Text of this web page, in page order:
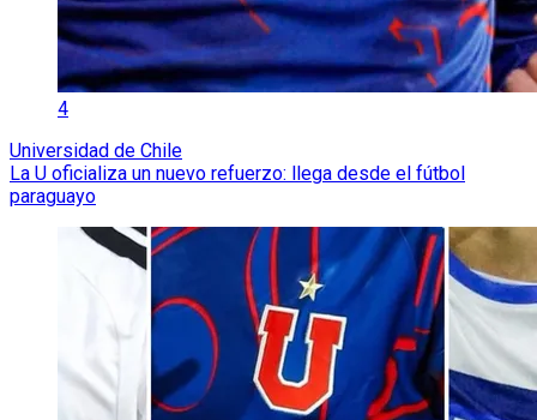
4
Universidad de Chile
La U oficializa un nuevo refuerzo: llega desde el fútbol
paraguayo